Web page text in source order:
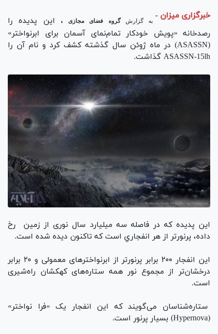
خبرگزاری میزان - به گزارشگروه فضای مجازی
، این پدیده را
رصدخانه‌ «پویش خودکار تمام‌نمای آسمان برای ابرنواختر»
(ASASSN) در ماه ژوئن سال گذشته کشف کرد و نام آن را
ASASSN-15lh گذاشت.
این پدیده که در فاصله‌ سه میلیارد سال نوری از زمين رخ
داده، پرنورتر از هر انفجاري است كه تاكنون ديده شده است.
این انفجار ۲۰۰ برابر پرنورتر از ابرنواخترهای معمولی و ۲۰ برابر
درخشان‌تر از مجموع نور همه‌ ستاره‌های کهکشان راه‌شیری
است.
ستاره‌شناسان می‌گویند که این انفجار یک «فرا نواختر»
(Hypernova) بسیار پرنور است.